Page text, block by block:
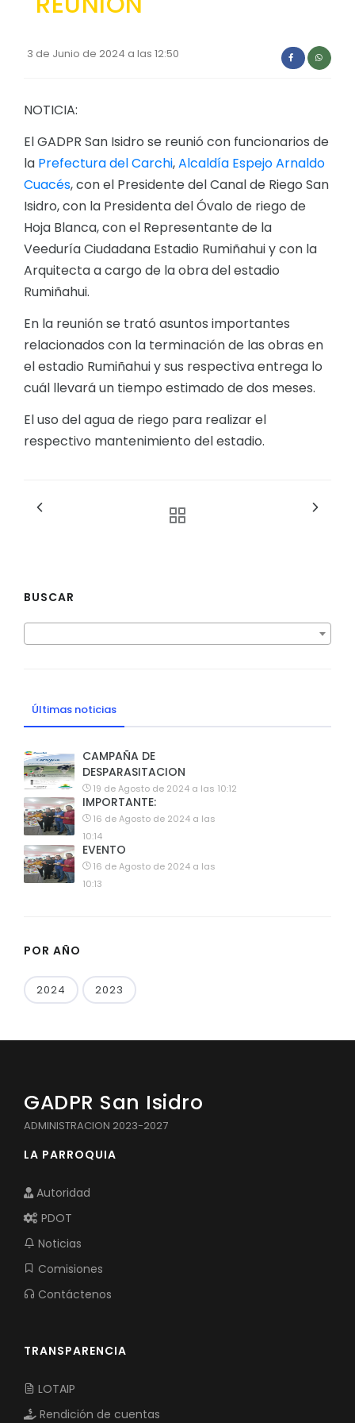
GESTIÓN ADMINISTRATIVA
Plan Anual Contratación - PAC
Plan Operativo Anual - POA
Convenios Institucionales
PRESUPUESTO: EJECUCIÓN Y REPORTES
Cédulas presupuestarias y balances
Procesos de contratación
Ejecución Presupuestaria
Obras y proyectos
3 de Junio de 2024 a las 12:50
NOTICIA:
El GADPR San Isidro se reunió con funcionarios de
la Prefectura del Carchi,Alcaldía Espejo Arnaldo
Cuacés, con el Presidente del Canal de Riego San
Isidro, con la Presidenta del Óvalo de riego de
Hoja Blanca, con el Representante de la
Veeduría Ciudadana Estadio Rumiñahui y con la
Arquitecta a cargo de la obra del estadio
Rumiñahui.
En la reunión se trató asuntos importantes
relacionados con la terminación de las obras en
el estadio Rumiñahui y sus respectiva entrega lo
cuál llevará un tiempo estimado de dos meses.
El uso del agua de riego para realizar el
respectivo mantenimiento del estadio.
BUSCAR
Últimas noticias
CAMPAÑA DE
DESPARASITACION
19 de Agosto de 2024 a las 10:12
IMPORTANTE:
16 de Agosto de 2024 a las
10:14
EVENTO
16 de Agosto de 2024 a las
10:13
POR AÑO
2024 2023
GADPR San Isidro
ADMINISTRACION 2023-2027
LA PARROQUIA
Autoridad
PDOT
Noticias
Comisiones
Contáctenos
TRANSPARENCIA
LOTAIP
Rendición de cuentas